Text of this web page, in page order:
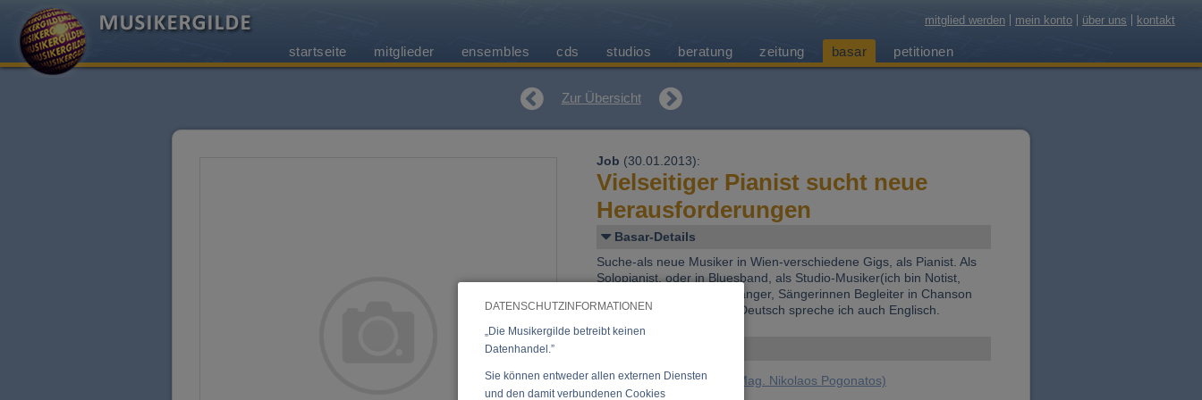
DATENSCHUTZINFORMATIONEN
„Die Musikergilde betreibt keinen
Datenhandel.”
Sie können entweder allen externen Diensten
und den damit verbundenen Cookies
mitglied werden mein konto über uns kontakt
startseite mitglieder ensembles cds studios beratung zeitung basar petitionen
Zur Übersicht
Job (30.01.2013):
Vielseitiger Pianist sucht neue
Herausforderungen
Basar-Details
Suche-als neue Musiker in Wien-verschiedene Gigs, als Pianist. Als
Solopianist, oder in Bluesband, als Studio-Musiker(ich bin Notist,
und Arrengeur) und als Sänger, Sängerinnen Begleiter in Chanson
und Jazz Bereich. Außer Deutsch spreche ich auch Englisch.
Pogonatos, Nikos (Mag. Nikolaos Pogonatos)